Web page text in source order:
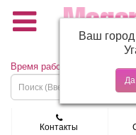
(495)
Время работы: Пн - Пт 9:30 -
Контакты
Ваш